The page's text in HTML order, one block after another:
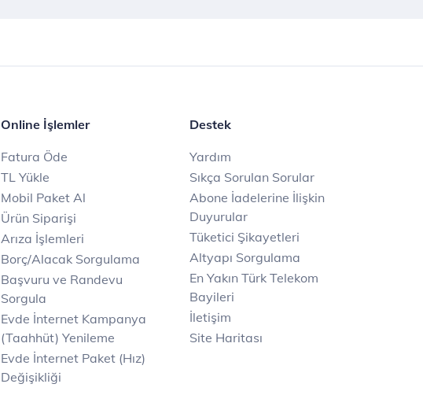
Online İşlemler
Fatura Öde
TL Yükle
Mobil Paket Al
Ürün Siparişi
Arıza İşlemleri
Borç/Alacak Sorgulama
Başvuru ve Randevu
Sorgula
Evde İnternet Kampanya
(Taahhüt) Yenileme
Evde İnternet Paket (Hız)
Değişikliği
Destek
Yardım
Sıkça Sorulan Sorular
Abone İadelerine İlişkin
Duyurular
Tüketici Şikayetleri
Altyapı Sorgulama
En Yakın Türk Telekom
Bayileri
İletişim
Site Haritası